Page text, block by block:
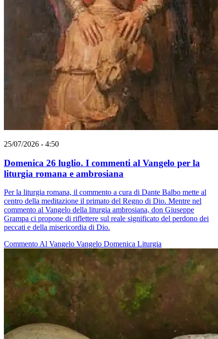
25/07/2026 - 4:50
Domenica 26 luglio. I commenti al Vangelo per la
liturgia romana e ambrosiana
Per la liturgia romana, il commento a cura di Dante Balbo mette al
centro della meditazione il primato del Regno di Dio. Mentre nel
commento al Vangelo della liturgia ambrosiana, don Giuseppe
Grampa ci propone di riflettere sul reale significato del perdono dei
peccati e della misericordia di Dio.
Commento Al Vangelo Vangelo Domenica Liturgia